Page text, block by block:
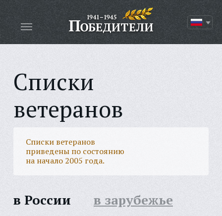
Списки
ветеранов
Списки ветеранов
приведены по состоянию
на начало 2005 года.
в России в зарубежье